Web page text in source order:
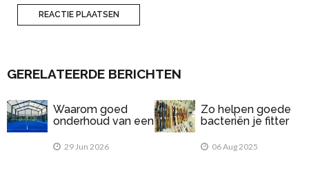
GERELATEERDE BERICHTEN
Waarom goed
onderhoud van een
belangrijk is
29 Jun 2026
Zo helpen goede
bacteriën je fitter
06 Aug 2025